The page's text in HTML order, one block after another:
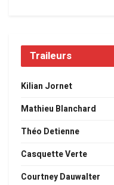
Traileurs
Kilian Jornet
Mathieu Blanchard
Théo Detienne
Casquette Verte
Courtney Dauwalter